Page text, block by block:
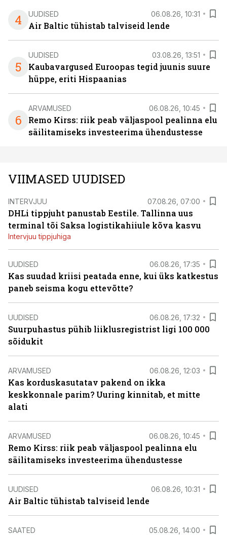
4 UUDISED 06.08.26, 10:31
Air Baltic tühistab talviseid lende
5
UUDISED 03.08.26, 13:51
Kaubavargused Euroopas tegid juunis suure
hüppe, eriti Hispaanias
6
ARVAMUSED 06.08.26, 10:45
Remo Kirss: riik peab väljaspool pealinna elu
säilitamiseks investeerima ühendustesse
VIIMASED UUDISED
INTERVJUU 07.08.26, 07:00
DHLi tippjuht panustab Eestile. Tallinna uus
terminal tõi Saksa logistikahiiule kõva kasvu
Intervjuu tippjuhiga
UUDISED 06.08.26, 17:35
Kas suudad kriisi peatada enne, kui üks katkestus
paneb seisma kogu ettevõtte?
UUDISED 06.08.26, 17:32
Suurpuhastus pühib liiklusregistrist ligi 100 000
sõidukit
ARVAMUSED 06.08.26, 12:03
Kas korduskasutatav pakend on ikka
keskkonnale parim? Uuring kinnitab, et mitte
alati
ARVAMUSED 06.08.26, 10:45
Remo Kirss: riik peab väljaspool pealinna elu
säilitamiseks investeerima ühendustesse
UUDISED 06.08.26, 10:31
Air Baltic tühistab talviseid lende
SAATED 05.08.26, 14:00